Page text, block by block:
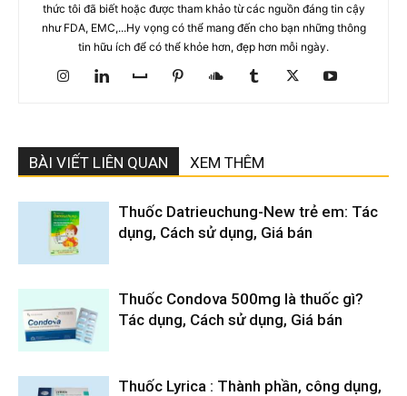
thức tôi đã biết hoặc được tham khảo từ các nguồn đáng tin cậy
như FDA, EMC,...Hy vọng có thể mang đến cho bạn những thông
tin hữu ích để có thể khỏe hơn, đẹp hơn mỗi ngày.
BÀI VIẾT LIÊN QUAN XEM THÊM
Thuốc Datrieuchung-New trẻ em: Tác
dụng, Cách sử dụng, Giá bán
Thuốc Condova 500mg là thuốc gì?
Tác dụng, Cách sử dụng, Giá bán
Thuốc Lyrica : Thành phần, công dụng,